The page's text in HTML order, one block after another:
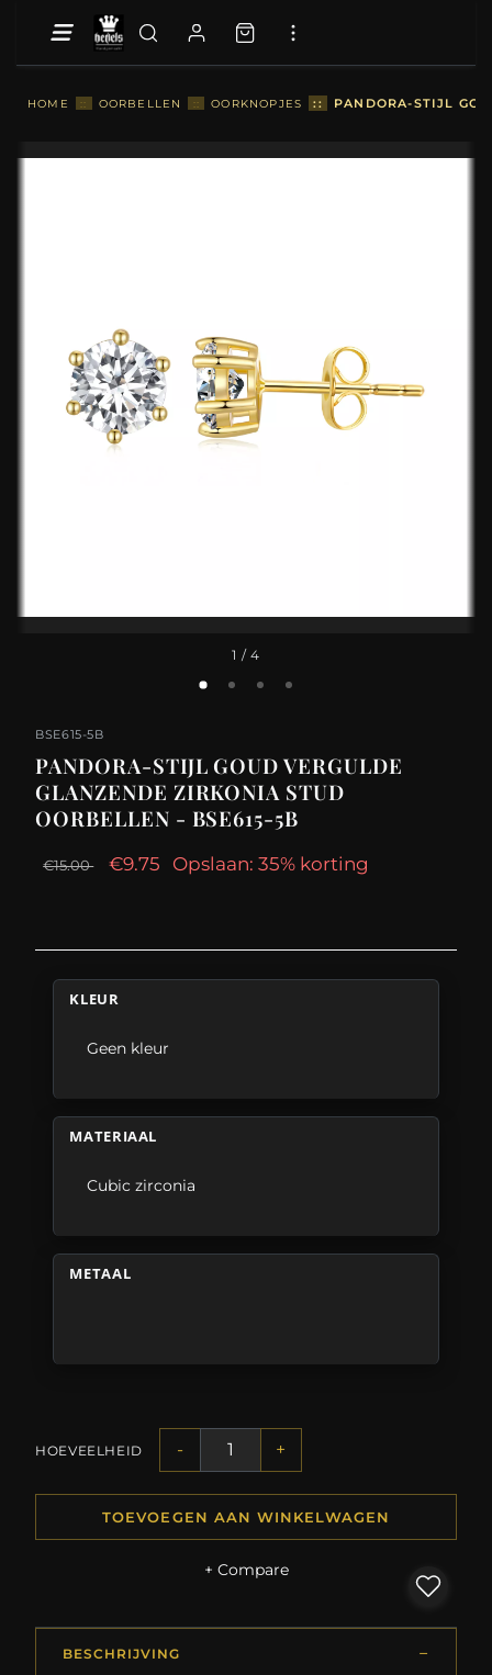
HOME :: OORBELLEN :: OORKNOPJES :: PANDORA-STIJL
1 / 4
BSE615-5B
PANDORA-STIJL GOUD VERGULDE
GLANZENDE ZIRKONIA STUD
OORBELLEN - BSE615-5B
€15.00 €9.75 Opslaan: 35% korting
KLEUR
Geen kleur
MATERIAAL
Cubic zirconia
METAAL
HOEVEELHEID - +
TOEVOEGEN AAN WINKELWAGEN
+ Compare
BESCHRIJVING